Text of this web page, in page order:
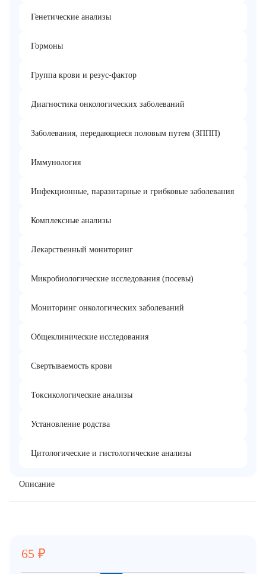
Генетические анализы
Гормоны
Группа крови и резус-фактор
Диагностика онкологических заболеваний
Заболевания, передающиеся половым путем (ЗППП)
Иммунология
Инфекционные, паразитарные и грибковые заболевания
Комплексные анализы
Лекарственный мониторинг
Микробиологические исследования (посевы)
Мониторинг онкологических заболеваний
Общеклинические исследования
Свертываемость крови
Токсикологические анализы
Установление родства
Цитологические и гистологические анализы
Описание
65 ₽